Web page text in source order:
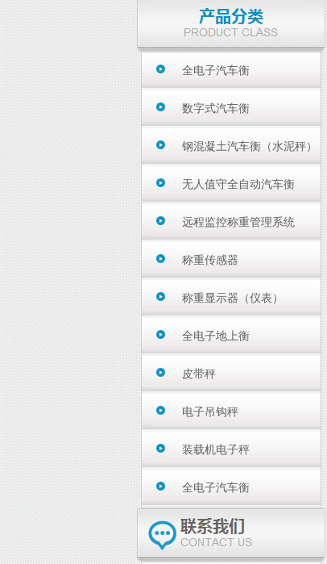
全电子汽车衡
数字式汽车衡
钢混凝土汽车衡（水泥秤）
无人值守全自动汽车衡
远程监控称重管理系统
称重传感器
称重显示器（仪表）
全电子地上衡
皮带秤
电子吊钩秤
装载机电子秤
全电子汽车衡